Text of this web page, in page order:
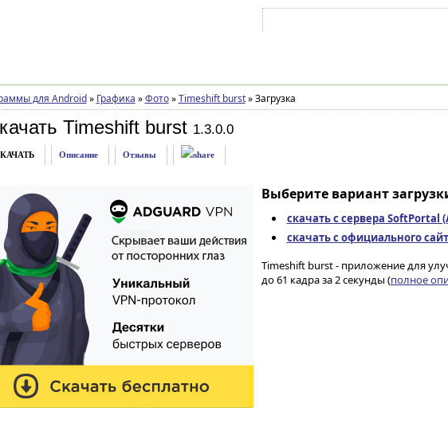
для Android » Графика » Фото » Timeshift burst »Загрузка
Timeshift burst 1.3.0.0
Описание Отзывы
Выберите вариант
скачать с сервера SoftPortal
скачать с официального
Timeshift burst - приложение для
до 61 кадра за 2 секунды (полное